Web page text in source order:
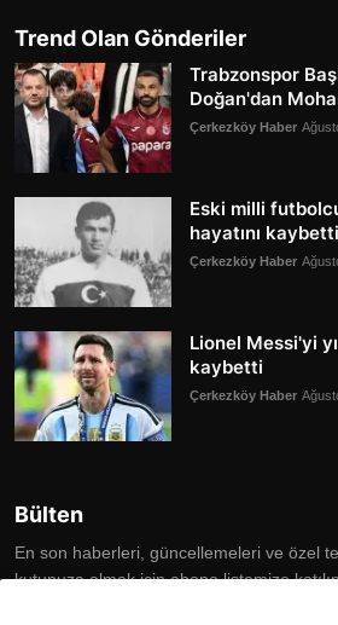
Trend Olan Gönderiler
Trabzonspor
Doğan'dan
Çerkezköy Haber
Eski milli
hayatını kaybetti
Çerkezköy Haber
Lionel Messi'yi
kaybetti
Çerkezköy Haber
Bülten
En son haberleri, güncellemeleri ve özel
kutunuza almak için abone listemize